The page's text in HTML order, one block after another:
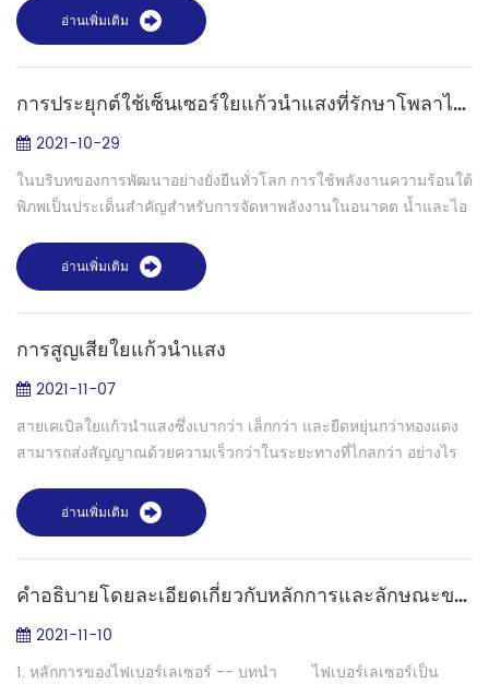
ทศวรรษ 1990 ส่งผลให้ความสามารถด้า...
อ่านเพิ่มเติม
การประยุกต์ใช้เซ็นเซอร์ใยแก้วนำแสงที่รักษาโพลาไรเซชันในการตรวจจับความร้อนใต้พิภพ - เครื่องเชื่อมฟิวชั่น Shinho S-12PM
2021-10-29
ในบริบทของการพัฒนาอย่างยั่งยืนทั่วโลก การใช้พลังงานความร้อนใต้
พิภพเป็นประเด็นสำคัญสำหรับการจัดหาพลังงานในอนาคต น้ำและไอ
กับคุณสมบัติของมัน...
อ่านเพิ่มเติม
การสูญเสียใยแก้วนำแสง
2021-11-07
สายเคเบิลใยแก้วนำแสงซึ่งเบากว่า เล็กกว่า และยืดหยุ่นกว่าทองแดง
สามารถส่งสัญญาณด้วยความเร็วกว่าในระยะทางที่ไกลกว่า อย่างไร
การสูญเสียใยแก้...
อ่านเพิ่มเติม
คำอธิบายโดยละเอียดเกี่ยวกับหลักการและลักษณะของไฟเบอร์เลเซอร์
2021-11-10
1. หลักการของไฟเบอร์เลเซอร์ -- บทนำ ไฟเบอร์เลเซอร์เป็น